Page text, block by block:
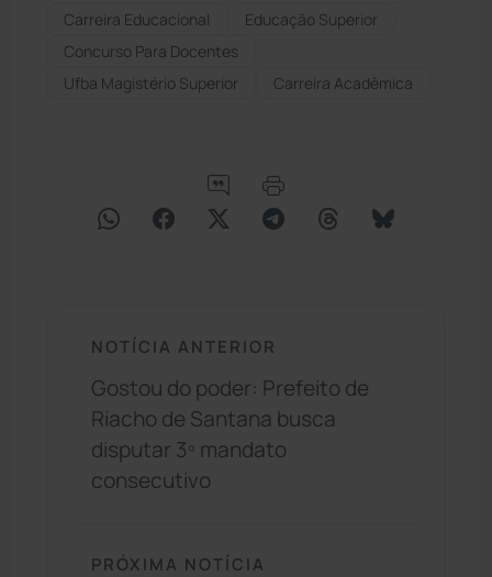
Carreira Educacional
Educação Superior
Concurso Para Docentes
Ufba Magistério Superior
Carreira Acadêmica
NOTÍCIA ANTERIOR
Gostou do poder: Prefeito de
Riacho de Santana busca
disputar 3º mandato
consecutivo
PRÓXIMA NOTÍCIA